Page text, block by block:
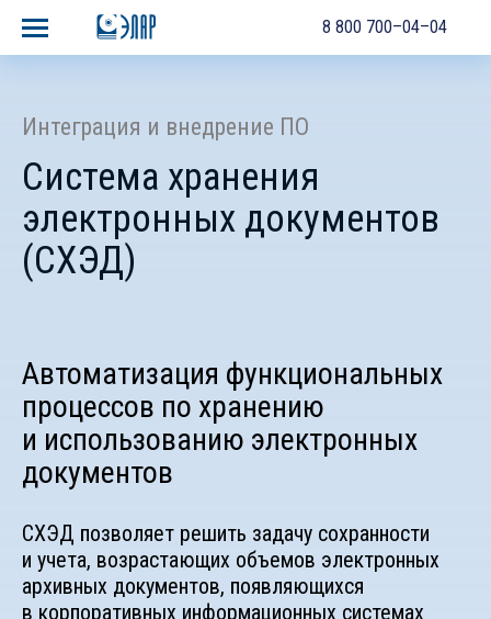
8 800 700–04–04
Интеграция и внедрение ПО
Система хранения
электронных документов
(СХЭД)
Автоматизация функциональных
процессов по хранению
и использованию электронных
документов
СХЭД позволяет решить задачу сохранности
и учета, возрастающих объемов электронных
архивных документов, появляющихся
в корпоративных информационных системах